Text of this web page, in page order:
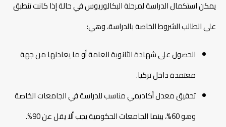
يمكن استكمال الدراسة لمرحلة البكالوريوس في حالة إذا كانت تنطبق
على الطالب الشروط الخاصة بالدراسة، وهي:
الحصول على شهادة الثانوية العامة أو ما يعادلها من جهة
معتمدة داخل تركيا.
تحقيق معدل أكاديمي مناسب للدراسة في الجامعات الخاصة
وهو 60%، بينما الجامعات الحكومية يجب ألا يقل عن 90%.